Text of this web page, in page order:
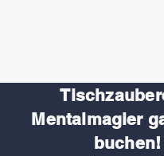
Mentalmagier
buchen!